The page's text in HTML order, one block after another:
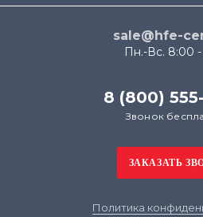
sale@hfe-
Пн.-Вс. 8:00
8 (800)
Звонок
Политика